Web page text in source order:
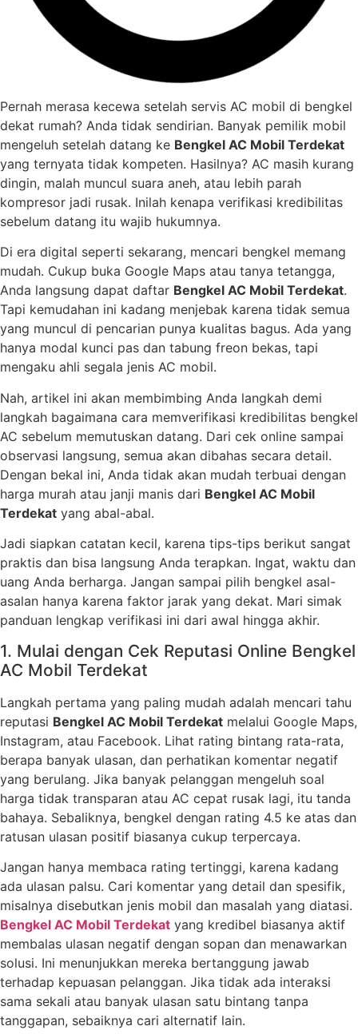
Pernah merasa kecewa setelah servis AC mobil di bengkel
dekat rumah? Anda tidak sendirian. Banyak pemilik mobil
mengeluh setelah datang ke Bengkel AC Mobil Terdekat
yang ternyata tidak kompeten. Hasilnya? AC masih kurang
dingin, malah muncul suara aneh, atau lebih parah
kompresor jadi rusak. Inilah kenapa verifikasi kredibilitas
sebelum datang itu wajib hukumnya.
Di era digital seperti sekarang, mencari bengkel memang
mudah. Cukup buka Google Maps atau tanya tetangga,
Anda langsung dapat daftar Bengkel AC Mobil Terdekat.
Tapi kemudahan ini kadang menjebak karena tidak semua
yang muncul di pencarian punya kualitas bagus. Ada yang
hanya modal kunci pas dan tabung freon bekas, tapi
mengaku ahli segala jenis AC mobil.
Nah, artikel ini akan membimbing Anda langkah demi
langkah bagaimana cara memverifikasi kredibilitas bengkel
AC sebelum memutuskan datang. Dari cek online sampai
observasi langsung, semua akan dibahas secara detail.
Dengan bekal ini, Anda tidak akan mudah terbuai dengan
harga murah atau janji manis dari Bengkel AC Mobil
Terdekat yang abal-abal.
Jadi siapkan catatan kecil, karena tips-tips berikut sangat
praktis dan bisa langsung Anda terapkan. Ingat, waktu dan
uang Anda berharga. Jangan sampai pilih bengkel asal-
asalan hanya karena faktor jarak yang dekat. Mari simak
panduan lengkap verifikasi ini dari awal hingga akhir.
1. Mulai dengan Cek Reputasi Online Bengkel
AC Mobil Terdekat
Langkah pertama yang paling mudah adalah mencari tahu
reputasi Bengkel AC Mobil Terdekat melalui Google Maps,
Instagram, atau Facebook. Lihat rating bintang rata-rata,
berapa banyak ulasan, dan perhatikan komentar negatif
yang berulang. Jika banyak pelanggan mengeluh soal
harga tidak transparan atau AC cepat rusak lagi, itu tanda
bahaya. Sebaliknya, bengkel dengan rating 4.5 ke atas dan
ratusan ulasan positif biasanya cukup terpercaya.
Jangan hanya membaca rating tertinggi, karena kadang
ada ulasan palsu. Cari komentar yang detail dan spesifik,
misalnya disebutkan jenis mobil dan masalah yang diatasi.
Bengkel AC Mobil Terdekat yang kredibel biasanya aktif
membalas ulasan negatif dengan sopan dan menawarkan
solusi. Ini menunjukkan mereka bertanggung jawab
terhadap kepuasan pelanggan. Jika tidak ada interaksi
sama sekali atau banyak ulasan satu bintang tanpa
tanggapan, sebaiknya cari alternatif lain.